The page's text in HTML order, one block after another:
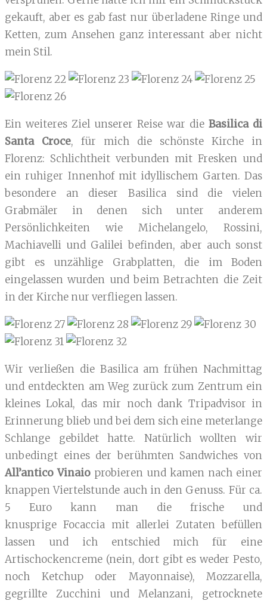
gekauft, aber es gab fast nur überladene Ringe und
Ketten, zum Ansehen ganz interessant aber nicht
mein Stil.
Ein weiteres Ziel unserer Reise war die Basilica di
Santa Croce, für mich die schönste Kirche in
Florenz: Schlichtheit verbunden mit Fresken und
ein ruhiger Innenhof mit idyllischem Garten. Das
besondere an dieser Basilica sind die vielen
Grabmäler in denen sich unter anderem
Persönlichkeiten wie Michelangelo, Rossini,
Machiavelli und Galilei befinden, aber auch sonst
gibt es unzählige Grabplatten, die im Boden
eingelassen wurden und beim Betrachten die Zeit
in der Kirche nur verfliegen lassen.
Wir verließen die Basilica am frühen Nachmittag
und entdeckten am Weg zurück zum Zentrum ein
kleines Lokal, das mir noch dank Tripadvisor in
Erinnerung blieb und bei dem sich eine meterlange
Schlange gebildet hatte. Natürlich wollten wir
unbedingt eines der berühmten Sandwiches von
All’antico Vinaio probieren und kamen nach einer
knappen Viertelstunde auch in den Genuss. Für ca.
5 Euro kann man die frische und
knusprige Focaccia mit allerlei Zutaten befüllen
lassen und ich entschied mich für eine
Artischockencreme (nein, dort gibt es weder Pesto,
noch Ketchup oder Mayonnaise), Mozzarella,
gegrillte Zucchini und Melanzani, getrocknete